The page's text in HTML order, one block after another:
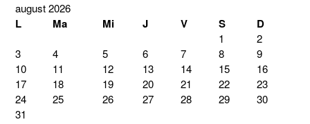
august 2026
L Ma Mi J V S D
1
2
3
4 5 6 7 8
9
10
11 12 13 14 15
16
17
18 19 20 21 22
23
24
25 26 27 28 29
30
31